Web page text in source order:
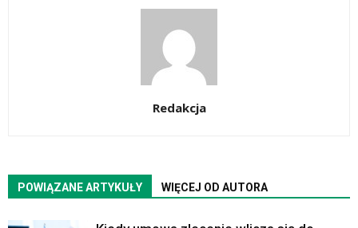
Redakcja
POWIĄZANE ARTYKUŁY WIĘCEJ OD AUTORA